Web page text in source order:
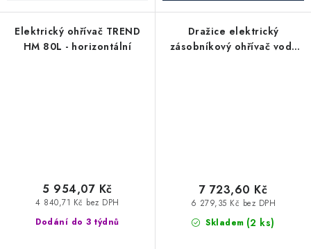
Elektrický ohřívač TREND
HM 80L - horizontální
Dodání do 3 týdnů
4 840,71 Kč bez DPH
5 954,07 Kč
Dražice elektrický
zásobníkový ohřívač vody
Skladem (2 ks)
6 279,35 Kč bez DPH
7 723,60 Kč